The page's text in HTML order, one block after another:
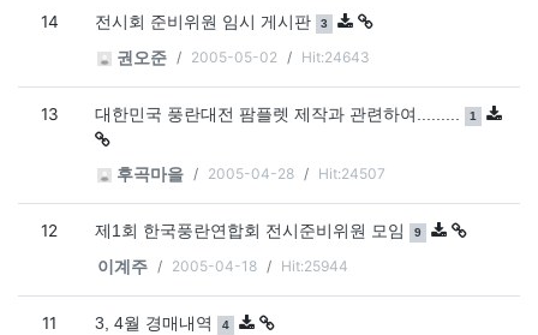
14 전시회 준비위원 임시 게시판 댓글
3 개
권오준 2005-05-02 Hit:24643
13 대한민국 풍란대전 팜플렛 제작과 관련하여......... 댓글
1 개
후곡마을 2005-04-28 Hit:24507
12 제1회 한국풍란연합회 전시준비위원 모임 댓글
9 개
이계주 2005-04-18 Hit:25944
11 3, 4월 경매내역 댓글
4 개